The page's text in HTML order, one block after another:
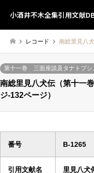
小酒井不木全集引用文献
レコード 南総里見八
第十一巻 三面座談及タナトプシ
南総里見八犬伝（第十一
ジ-132ページ）
番号 B-1265
引用文献名
里見八犬